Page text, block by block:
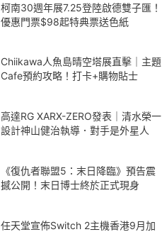
柯南30週年展7.25登陸啟德雙子匯！
優惠門票$98起特典票送色紙
Chiikawa人魚島晴空塔展直擊｜主題
Cafe預約攻略！打卡+購物貼士
高達RG XARX-ZERO發表｜清水榮一
設計神山健治執導．對手是外星人
《復仇者聯盟5：末日降臨》預告震
撼公開！末日博士終於正式現身
任天堂宣佈Switch 2主機香港9月加